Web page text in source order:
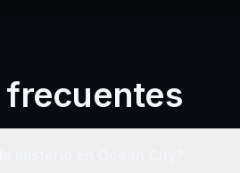
frecuentes